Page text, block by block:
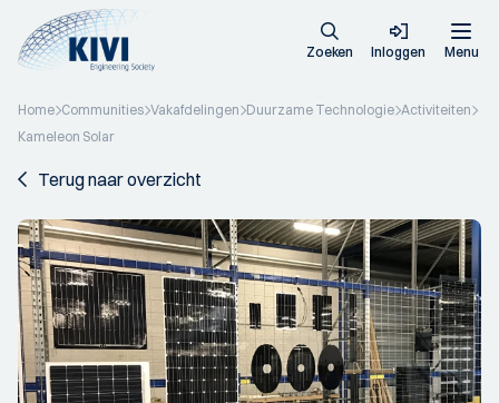
Zoeken Inloggen Menu
Home Communities Vakafdelingen Duurzame Technologie Activiteiten
Kameleon Solar
Terug naar overzicht